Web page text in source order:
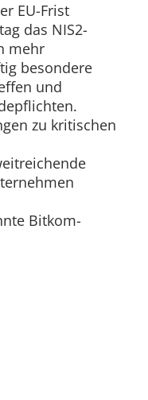
EU-Frist
das NIS2-
mehr
besondere
und
zu kritischen
Bitkom-